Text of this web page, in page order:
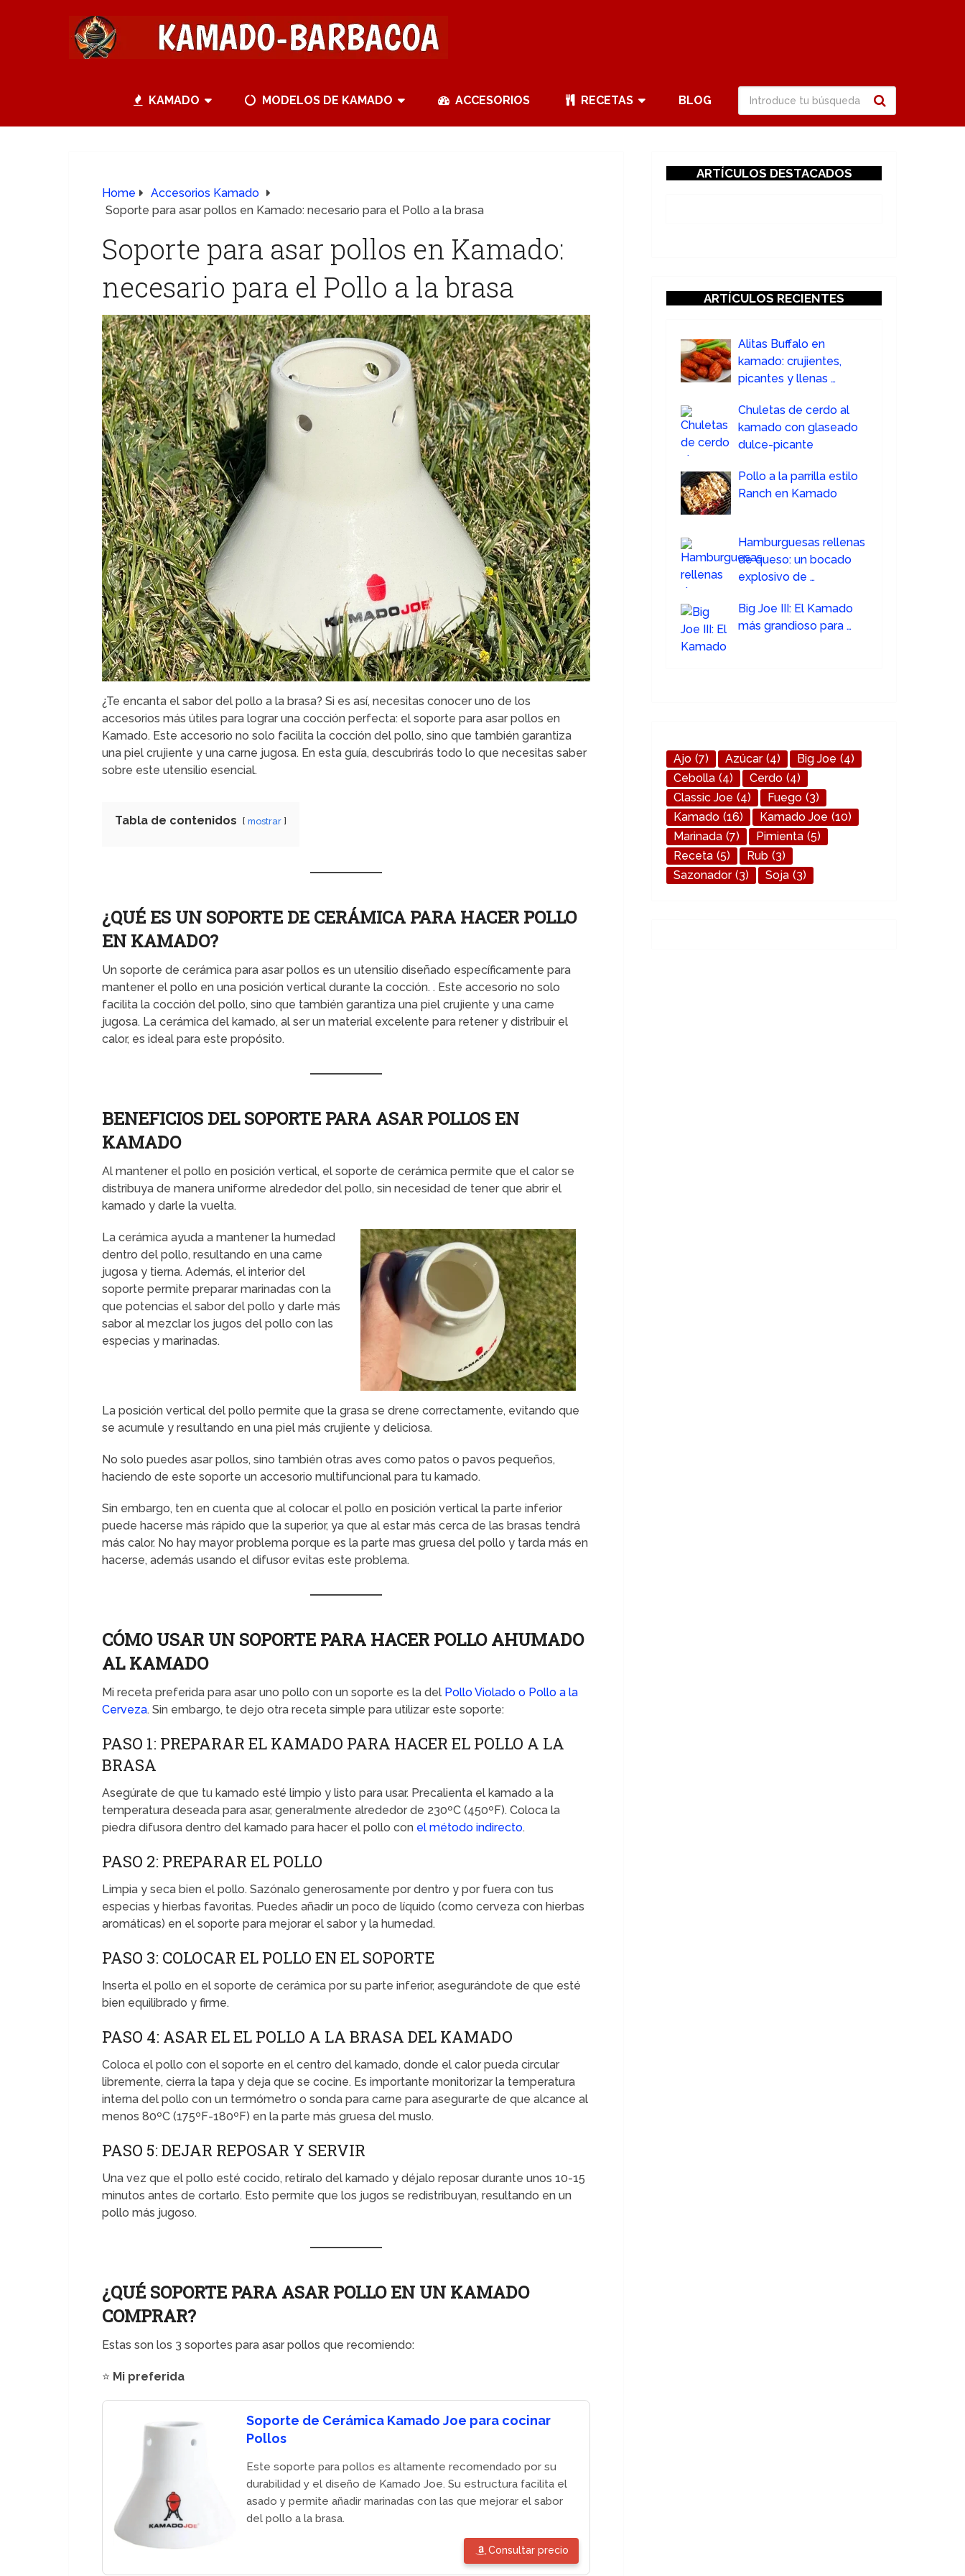
KAMADO MODELOS DE KAMADO ACCESORIOS RECETAS BLOG
Home
Accesorios Kamado
Soporte para asar pollos en Kamado: necesario para el Pollo a la brasa
Soporte para asar pollos en Kamado:
necesario para el Pollo a la brasa
¿Te encanta el sabor del pollo a la brasa? Si es así, necesitas conocer uno de los
accesorios más útiles para lograr una cocción perfecta: el soporte para asar pollos en
Kamado. Este accesorio no solo facilita la cocción del pollo, sino que también garantiza
una piel crujiente y una carne jugosa. En esta guía, descubrirás todo lo que necesitas saber
sobre este utensilio esencial.
Tabla de contenidos mostrar
¿QUÉ ES UN SOPORTE DE CERÁMICA PARA HACER POLLO
EN KAMADO?
Un soporte de cerámica para asar pollos es un utensilio diseñado específicamente para
mantener el pollo en una posición vertical durante la cocción. . Este accesorio no solo
facilita la cocción del pollo, sino que también garantiza una piel crujiente y una carne
jugosa. La cerámica del kamado, al ser un material excelente para retener y distribuir el
calor, es ideal para este propósito.
BENEFICIOS DEL SOPORTE PARA ASAR POLLOS EN
KAMADO
Al mantener el pollo en posición vertical, el soporte de cerámica permite que el calor se
distribuya de manera uniforme alrededor del pollo, sin necesidad de tener que abrir el
kamado y darle la vuelta.
La cerámica ayuda a mantener la humedad
dentro del pollo, resultando en una carne
jugosa y tierna. Además, el interior del
soporte permite preparar marinadas con la
que potencias el sabor del pollo y darle más
sabor al mezclar los jugos del pollo con las
especias y marinadas.
La posición vertical del pollo permite que la grasa se drene correctamente, evitando que
se acumule y resultando en una piel más crujiente y deliciosa.
No solo puedes asar pollos, sino también otras aves como patos o pavos pequeños,
haciendo de este soporte un accesorio multifuncional para tu kamado.
Sin embargo, ten en cuenta que al colocar el pollo en posición vertical la parte inferior
puede hacerse más rápido que la superior, ya que al estar más cerca de las brasas tendrá
más calor. No hay mayor problema porque es la parte mas gruesa del pollo y tarda más en
hacerse, además usando el difusor evitas este problema.
CÓMO USAR UN SOPORTE PARA HACER POLLO AHUMADO
AL KAMADO
Mi receta preferida para asar uno pollo con un soporte es la del Pollo Violado o Pollo a la
Cerveza. Sin embargo, te dejo otra receta simple para utilizar este soporte:
PASO 1: PREPARAR EL KAMADO PARA HACER EL POLLO A LA
BRASA
Asegúrate de que tu kamado esté limpio y listo para usar. Precalienta el kamado a la
temperatura deseada para asar, generalmente alrededor de 230ºC (450ºF). Coloca la
piedra difusora dentro del kamado para hacer el pollo con el método indirecto.
PASO 2: PREPARAR EL POLLO
Limpia y seca bien el pollo. Sazónalo generosamente por dentro y por fuera con tus
especias y hierbas favoritas. Puedes añadir un poco de líquido (como cerveza con hierbas
aromáticas) en el soporte para mejorar el sabor y la humedad.
PASO 3: COLOCAR EL POLLO EN EL SOPORTE
Inserta el pollo en el soporte de cerámica por su parte inferior, asegurándote de que esté
bien equilibrado y firme.
PASO 4: ASAR EL EL POLLO A LA BRASA DEL KAMADO
Coloca el pollo con el soporte en el centro del kamado, donde el calor pueda circular
libremente, cierra la tapa y deja que se cocine. Es importante monitorizar la temperatura
interna del pollo con un termómetro o sonda para carne para asegurarte de que alcance al
menos 80ºC (175ºF-180ºF) en la parte más gruesa del muslo.
PASO 5: DEJAR REPOSAR Y SERVIR
Una vez que el pollo esté cocido, retíralo del kamado y déjalo reposar durante unos 10-15
minutos antes de cortarlo. Esto permite que los jugos se redistribuyan, resultando en un
pollo más jugoso.
¿QUÉ SOPORTE PARA ASAR POLLO EN UN KAMADO
COMPRAR?
Estas son los 3 soportes para asar pollos que recomiendo:
⭐️ Mi preferida
Soporte de Cerámica Kamado Joe para cocinar
Pollos
Este soporte para pollos es altamente recomendado por su
durabilidad y el diseño de Kamado Joe. Su estructura facilita el
asado y permite añadir marinadas con las que mejorar el sabor
del pollo a la brasa.
Consultar precio
ARTÍCULOS DESTACADOS
ARTÍCULOS RECIENTES
Alitas Buffalo en
kamado: crujientes,
picantes y llenas …
Chuletas de cerdo al
kamado con glaseado
dulce-picante
Pollo a la parrilla estilo
Ranch en Kamado
Hamburguesas rellenas
de queso: un bocado
explosivo de …
Big Joe III: El Kamado
más grandioso para …
Ajo (7) Azúcar (4) Big Joe (4)
Cebolla (4) Cerdo (4)
Classic Joe (4) Fuego (3)
Kamado (16) Kamado Joe (10)
Marinada (7) Pimienta (5)
Receta (5) Rub (3)
Sazonador (3) Soja (3)